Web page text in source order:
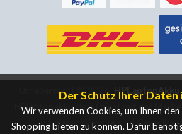
Urheberrecht © 2026
HPlaptopakku.de ist nicht mit der
auf dieser Website sind Generika,
Der Schutz Ihrer
Wir verwenden Cookies, um Ihnen
Shopping bieten zu können. Dafür